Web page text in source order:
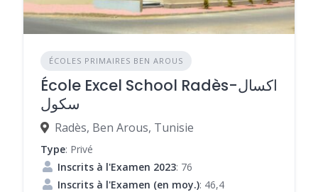
ÉCOLES PRIMAIRES BEN AROUS
École Excel School Radès-اكسال
سكول
Radès, Ben Arous, Tunisie
Type: Privé
Inscrits à l'Examen 2023: 76
Inscrits à l'Examen (en moy.): 46,4